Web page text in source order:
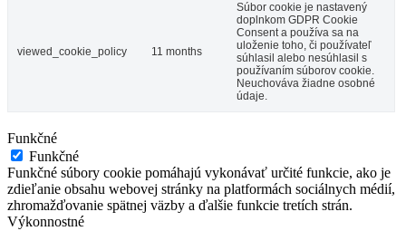
viewed_cookie_policy 11 months
Súbor cookie je nastavený
doplnkom GDPR Cookie
Consent a používa sa na
uloženie toho, či používateľ
súhlasil alebo nesúhlasil s
používaním súborov cookie.
Neuchováva žiadne osobné
údaje.
Funkčné
Funkčné
Funkčné súbory cookie pomáhajú vykonávať určité funkcie, ako je
zdieľanie obsahu webovej stránky na platformách sociálnych médií,
zhromažďovanie spätnej väzby a ďalšie funkcie tretích strán.
Výkonnostné